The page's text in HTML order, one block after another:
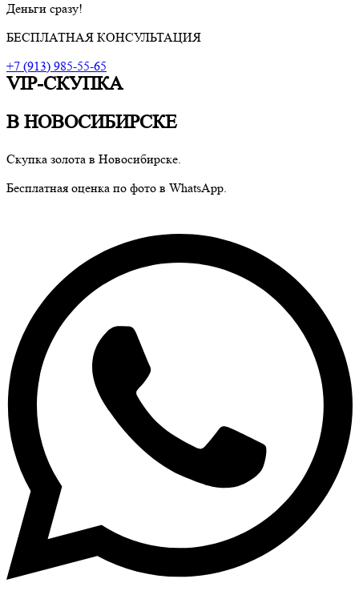
Деньги сразу!
БЕСПЛАТНАЯ КОНСУЛЬТАЦИЯ
+7 (913) 985-55-65
VIP-СКУПКА
В НОВОСИБИРСКЕ
Скупка золота в Новосибирске.
Бесплатная оценка по фото в WhatsApp.